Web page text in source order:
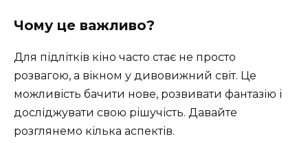
Чому це важливо?
Для підлітків кіно часто стає не просто
розвагою, а вікном у дивовижний світ. Це
можливість бачити нове, розвивати фантазію і
досліджувати свою рішучість. Давайте
розглянемо кілька аспектів.